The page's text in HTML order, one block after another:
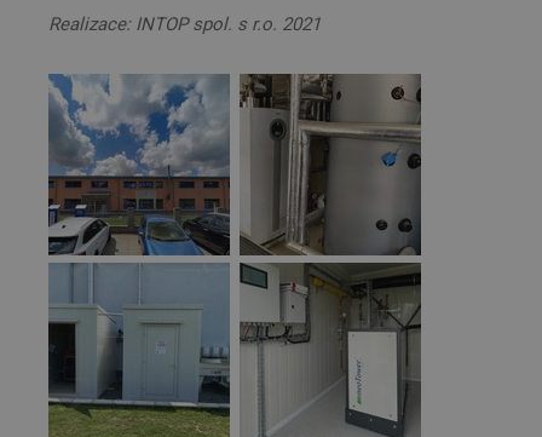
Realizace: INTOP spol. s r.o. 2021
Nezbytně nutné soubory
Soubory cílení
Funkční soubory
Nezařazené soubory
Nezbytně nutné soubory cookie umožňují základní
funkce webových stránek, jako je přihlášení
uživatele a správa účtu. Webové stránky nelze bez
nezbytně nutných souborů cookie správně
používat.
Název
Doména
Vyprší